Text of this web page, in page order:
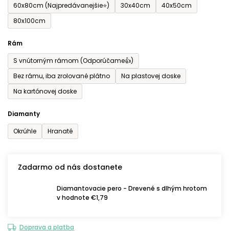
60x80cm (Najpredávanejšie⭐)
30x40cm
40x50cm
80x100cm
Rám
S vnútorným rámom (Odporúčame👍)
Bez rámu, iba zrolované plátno
Na plastovej doske
Na kartónovej doske
Diamanty
Okrúhle
Hranaté
Zadarmo od nás dostanete
Diamantovacie pero - Drevené s dlhým hrotom
v hodnote €1,79
Doprava a platba